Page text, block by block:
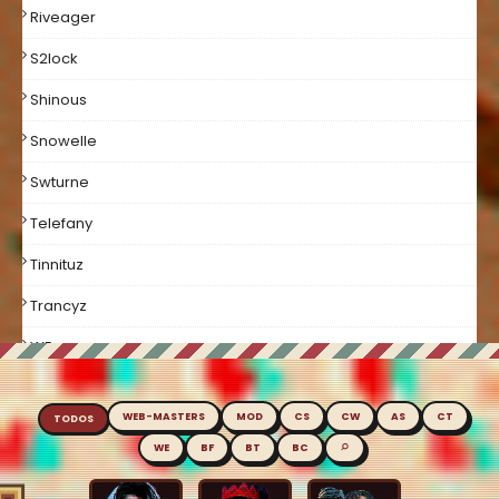
Riveager
S2lock
Shinous
Snowelle
Swturne
Telefany
Tinnituz
Trancyz
WE
Welcome
Xuggi
Xxpujinxx
TODOS WEB-MASTERS MOD CS CW AS CT
WE BF BT BC ⌕